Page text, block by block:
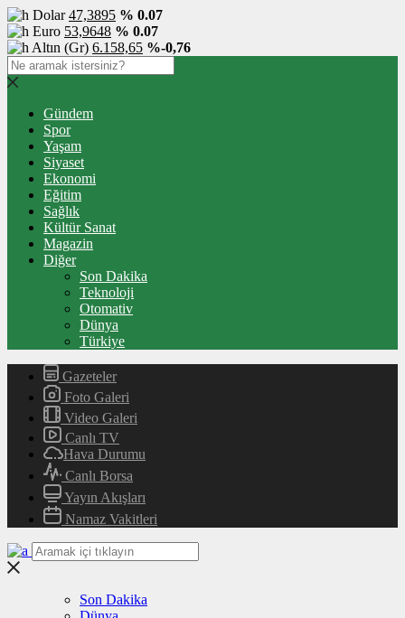
Dolar47,3895 % 0.07
Euro 53,9648 % 0.07
Altın (Gr) 6.158,65 %-0,76
Gündem
Spor
Yaşam
Siyaset
Ekonomi
Eğitim
Sağlık
Kültür Sanat
Magazin
Diğer
Son Dakika
Teknoloji
Otomativ
Dünya
Türkiye
Gazeteler
Foto Galeri
Video Galeri
Canlı TV
Hava Durumu
Canlı Borsa
Yayın Akışları
Namaz Vakitleri
Son Dakika